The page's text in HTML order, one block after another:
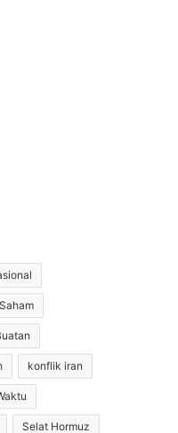
konflik iran
Selat Hormuz